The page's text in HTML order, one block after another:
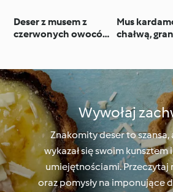
Deser z musem z
czerwonych owoców
Mus
chałwą,
Wywołaj
Znakomity deser to szansa,
wykazał się swoim
umiejętnościami. Przeczytaj
oraz pomysły na imponujące